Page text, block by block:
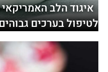
איגוד הלב
לטיפול בערכים